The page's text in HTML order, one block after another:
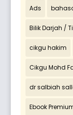
Ads
Bilik Darjah /
cikgu hakim
Cikgu Mohd
dr salbiah
Ebook